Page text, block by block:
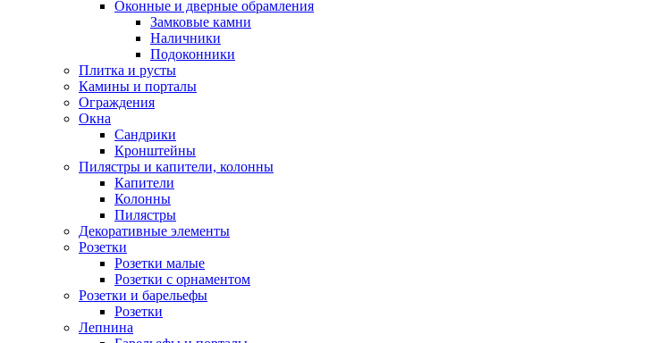
Оконные и дверные обрамления
Замковые камни
Наличники
Подоконники
Плитка и русты
Камины и порталы
Ограждения
Окна
Сандрики
Кронштейны
Пилястры и капители, колонны
Капители
Колонны
Пилястры
Декоративные элементы
Розетки
Розетки малые
Розетки с орнаментом
Розетки и барельефы
Розетки
Лепнина